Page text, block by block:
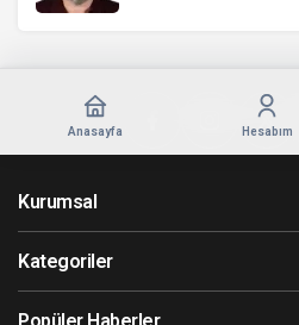
Anasayfa Hesabım
Kurumsal
Kategoriler